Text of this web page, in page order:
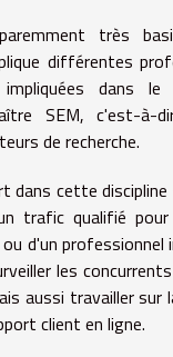
très
différentes
dans le
SEM, c'est-à-
de recherche.
dans cette discipline
trafic qualifié
d'un professionnel
les
aussi travailler
client en ligne.